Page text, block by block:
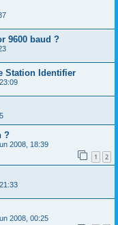
9600 baud ?
Station Identifier
?
2008, 18:39
1 2
2008, 00:25